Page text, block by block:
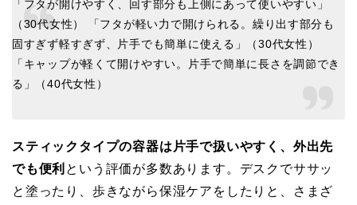
「フタが開けやすく、回す部分も上側にあって使いやすい」
（30代女性） 「フタが軽い力で開けられる。繰り出す部分も
固すぎず軽すぎず、片手でも簡単に使える」（30代女性）
「キャップが軽くて開けやすい。片手で簡単に長さを調節でき
る」（40代女性）
スティックタイプの容器は片手で扱いやすく、外出先
でも便利 という評価が多数あります。デスクでササッ
と塗ったり、歩きながら保湿ケアをしたりと、さまざ